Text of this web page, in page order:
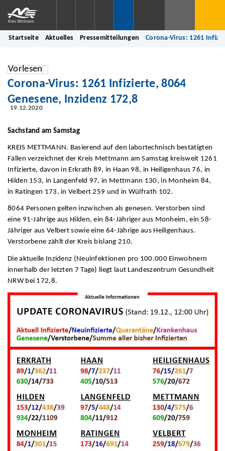
Startseite Aktuelles Pressemitteilungen Corona-Virus: 1261
Vorlesen
Corona-Virus: 1261 Infizierte, 8064
Genesene, Inzidenz 172,8
19.12.2020
Sachstand am Samstag
KREIS METTMANN. Basierend auf den labortechnisch bestätigten
Fällen verzeichnet der Kreis Mettmann am Samstag kreisweit 1261
Infizierte, davon in Erkrath 89, in Haan 98, in Heiligenhaus 76, in
Hilden 153, in Langenfeld 97, in Mettmann 130, in Monheim 84,
in Ratingen 173, in Velbert 259 und in Wülfrath 102.
8064 Personen gelten inzwischen als genesen. Verstorben sind
eine 91-Jährige aus Hilden, ein 84-Jähriger aus Monheim, ein 58-
Jähriger aus Velbert sowie eine 64-Jährige aus Heiligenhaus.
Verstorbene zählt der Kreis bislang 210.
Die aktuelle Inzidenz (Neuinfektionen pro 100.000 Einwohnern
innerhalb der letzten 7 Tage) liegt laut Landeszentrum Gesundheit
NRW bei 172,8.